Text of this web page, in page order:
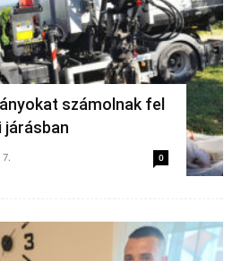
számolnak fel
járásban
0